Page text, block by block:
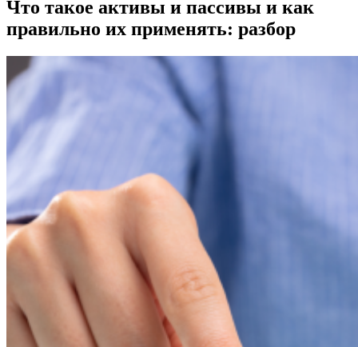
Что такое активы и пассивы и как
правильно их применять: разбор